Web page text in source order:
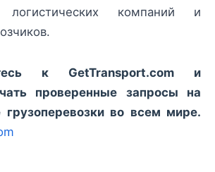
логистических компаний и
к GetTransport.com и
проверенные запросы на
грузоперевозки во всем мире.